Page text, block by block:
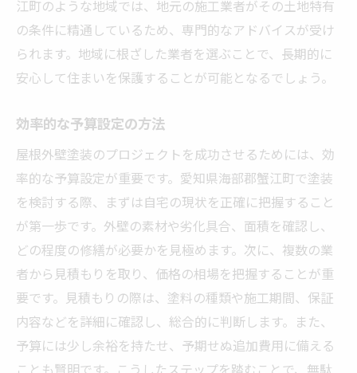
江町のような地域では、地元の施工業者がその土地特有
の条件に精通しているため、専門的なアドバイスが受け
られます。地域に根ざした業者を選ぶことで、長期的に
安心して住まいを保護することが可能となるでしょう。
効率的な予算設定の方法
屋根外壁塗装のプロジェクトを成功させるためには、効
率的な予算設定が重要です。愛知県海部郡蟹江町で塗装
を検討する際、まずは自宅の現状を正確に把握すること
が第一歩です。外壁の素材や劣化具合、面積を確認し、
どの程度の修繕が必要かを見極めます。次に、複数の業
者から見積もりを取り、価格の相場を把握することが重
要です。見積もりの際は、塗料の種類や施工期間、保証
内容などを詳細に確認し、総合的に判断します。また、
予算には少し余裕を持たせ、予期せぬ追加費用に備える
ことも賢明です。こうしたステップを踏むことで、無駄